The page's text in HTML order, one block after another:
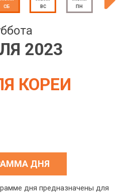
СБ
ВС
ПН
2023
КОРЕИ
ДНЯ
дня предназначены для